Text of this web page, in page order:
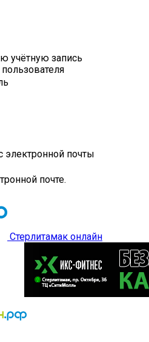
учётную запись
электронной почты
почте.
Стерлитамак онлайн